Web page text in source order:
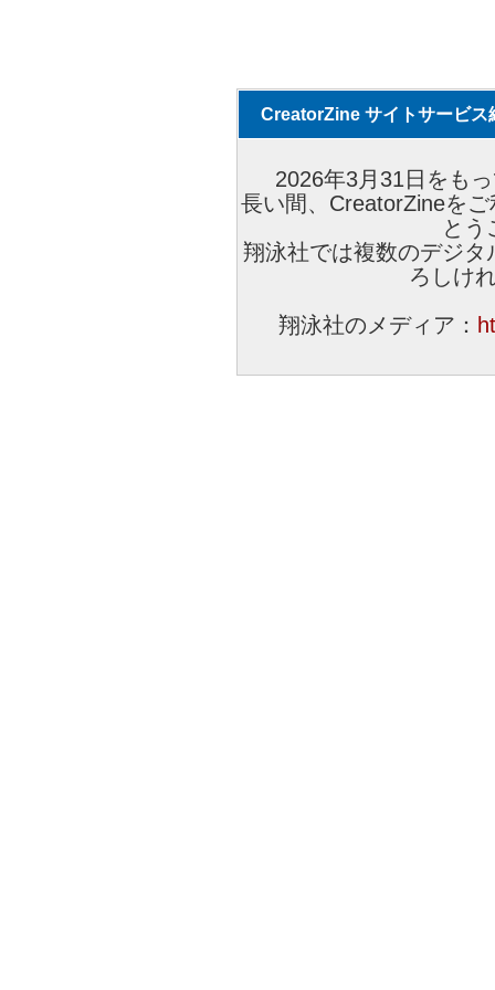
CreatorZine サイトサービス
2026年3月31日をも
長い間、CreatorZineを
とう
翔泳社では複数のデジ
ろしけ
翔泳社のメディア：